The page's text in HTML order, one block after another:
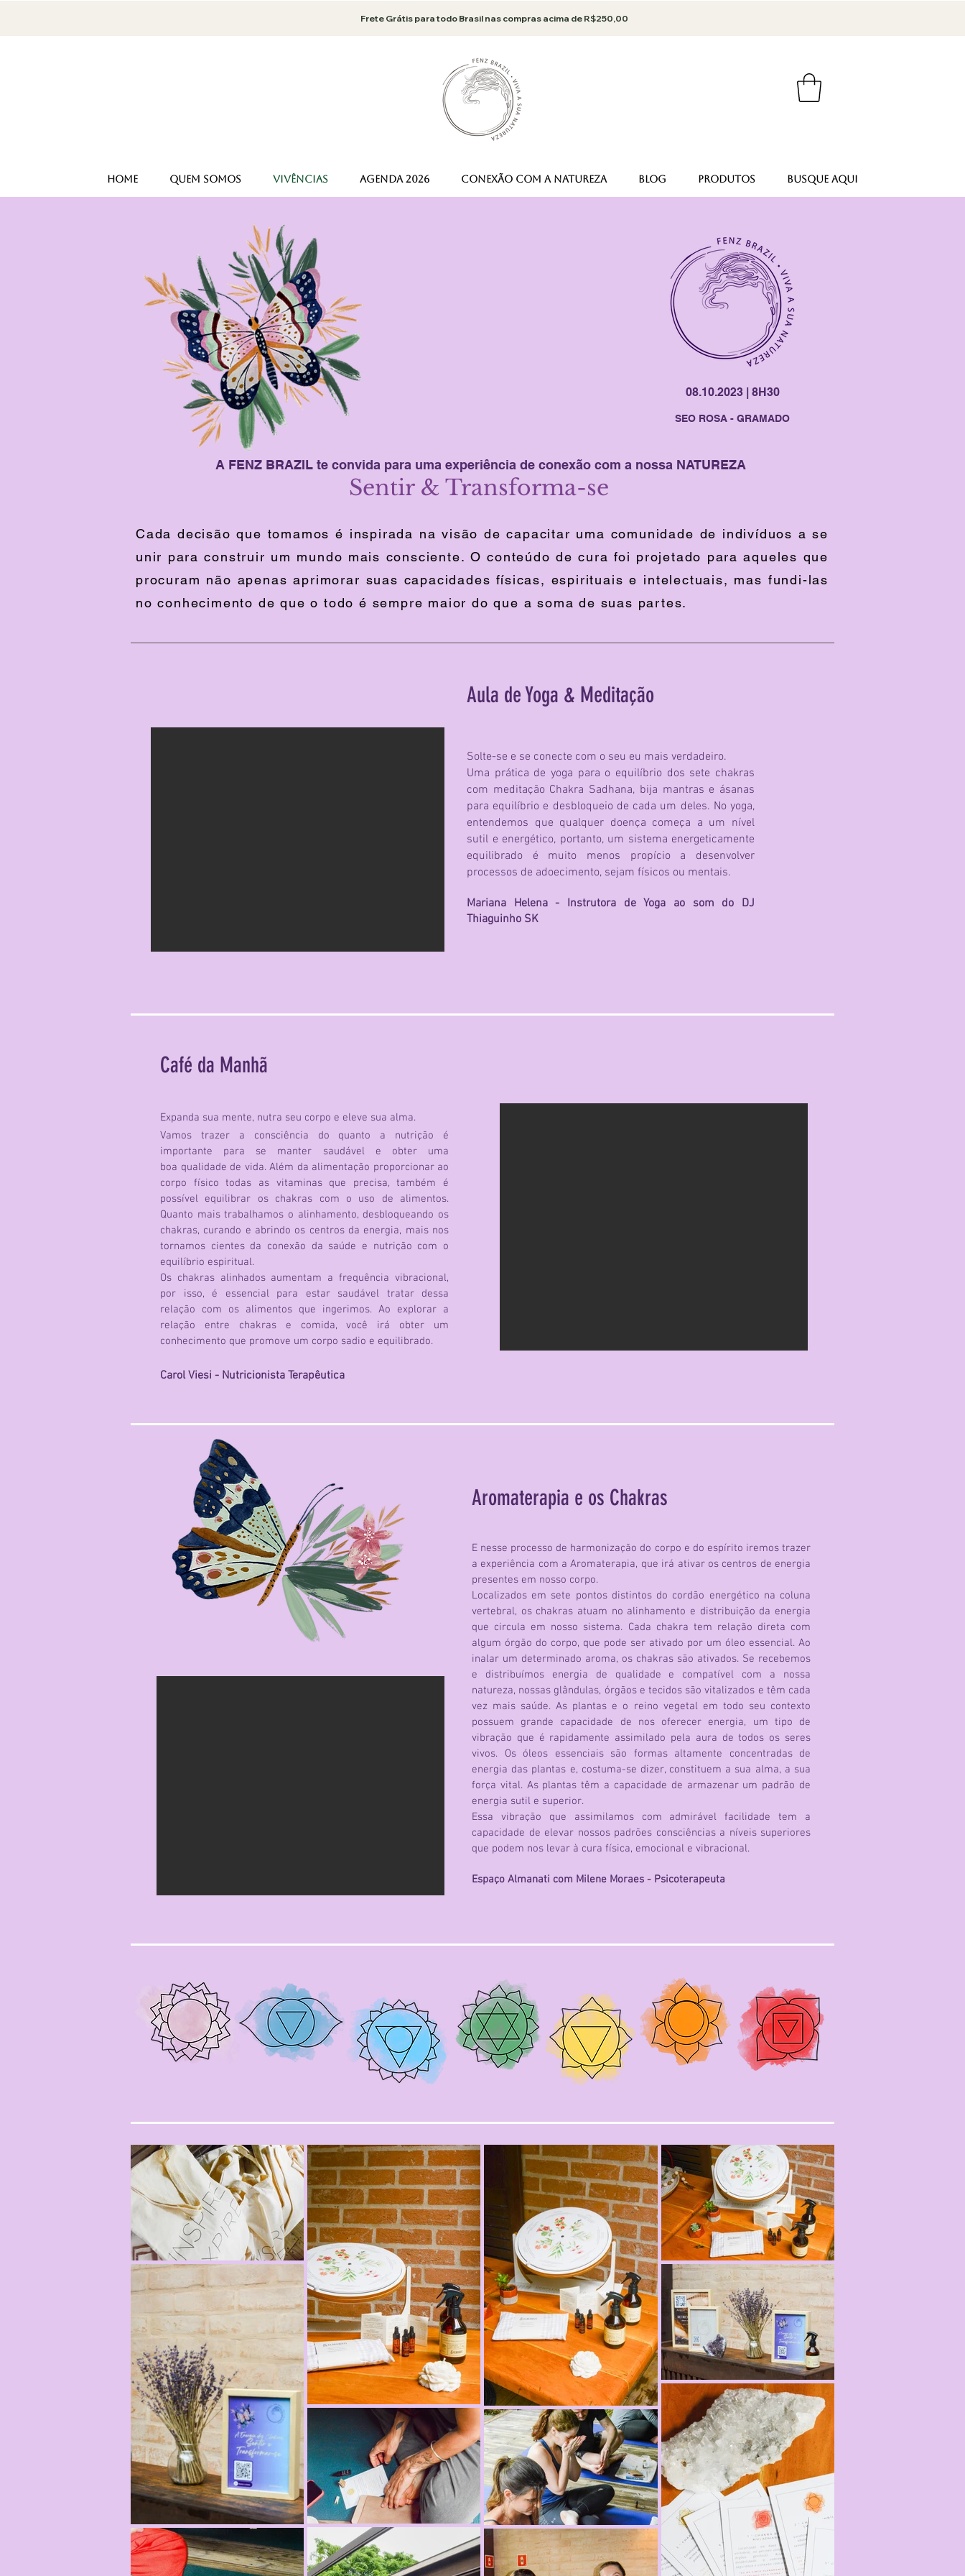
Frete Grátis para todo Brasil nas compras acima de R$250,00
HOME QUEM SOMOS VIVÊNCIAS AGENDA 2026 CONEXÃO COM A NATUREZA BLOG PRODUTOS Busque aqui
08.10.2023 | 8H30
SEO ROSA - GRAMADO
A FENZ BRAZIL te convida para uma experiência de conexão com a nossa NATUREZA
Sentir & Transforma-se
Cada decisão que tomamos é inspirada na visão de capacitar uma comunidade de indivíduos a se
unir para construir um mundo mais consciente. O conteúdo de cura foi projetado para aqueles que
procuram não apenas aprimorar suas capacidades físicas, espirituais e intelectuais, mas fundi-las
no conhecimento de que o todo é sempre maior do que a soma de suas partes.
Aula de Yoga & Meditação
Solte-se e se conecte com o seu eu mais verdadeiro.
Uma prática de yoga para o equilíbrio dos sete chakras
com meditação Chakra Sadhana, bija mantras e ásanas
para equilíbrio e desbloqueio de cada um deles. No yoga,
entendemos que qualquer doença começa a um nível
sutil e energético, portanto, um sistema energeticamente
equilibrado é muito menos propício a desenvolver
processos de adoecimento, sejam físicos ou mentais.
Mariana Helena - Instrutora de Yoga ao som do DJ
Thiaguinho SK
Café da Manhã
Expanda sua mente, nutra seu corpo e eleve sua alma.
Vamos trazer a consciência do quanto a nutrição é
importante para se manter saudável e obter uma
boa qualidade de vida. Além da alimentação proporcionar ao
corpo físico todas as vitaminas que precisa, também é
possível equilibrar os chakras com o uso de alimentos.
Quanto mais trabalhamos o alinhamento, desbloqueando os
chakras, curando e abrindo os centros da energia, mais nos
tornamos cientes da conexão da saúde e nutrição com o
equilíbrio espiritual.
Os chakras alinhados aumentam a frequência vibracional,
por isso, é essencial para estar saudável tratar dessa
relação com os alimentos que ingerimos. Ao explorar a
relação entre chakras e comida, você irá obter um
conhecimento que promove um corpo sadio e equilibrado.
Carol Viesi - Nutricionista Terapêutica
Aromaterapia e os Chakras
E nesse processo de harmonização do corpo e do espírito iremos trazer
a experiência com a Aromaterapia, que irá ativar os centros de energia
presentes em nosso corpo.
Localizados em sete pontos distintos do cordão energético na coluna
vertebral, os chakras atuam no alinhamento e distribuição da energia
que circula em nosso sistema. Cada chakra tem relação direta com
algum órgão do corpo, que pode ser ativado por um óleo essencial. Ao
inalar um determinado aroma, os chakras são ativados. Se recebemos
e distribuímos energia de qualidade e compatível com a nossa
natureza, nossas glândulas, órgãos e tecidos são vitalizados e têm cada
vez mais saúde. As plantas e o reino vegetal em todo seu contexto
possuem grande capacidade de nos oferecer energia, um tipo de
vibração que é rapidamente assimilado pela aura de todos os seres
vivos. Os óleos essenciais são formas altamente concentradas de
energia das plantas e, costuma-se dizer, constituem a sua alma, a sua
força vital. As plantas têm a capacidade de armazenar um padrão de
energia sutil e superior.
Essa vibração que assimilamos com admirável facilidade tem a
capacidade de elevar nossos padrões consciências a níveis superiores
que podem nos levar à cura física, emocional e vibracional.
Espaço Almanati com Milene Moraes - Psicoterapeuta